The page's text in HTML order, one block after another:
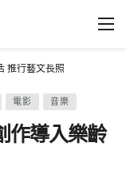
推行藝文長照
電影 音樂
作導入樂齡